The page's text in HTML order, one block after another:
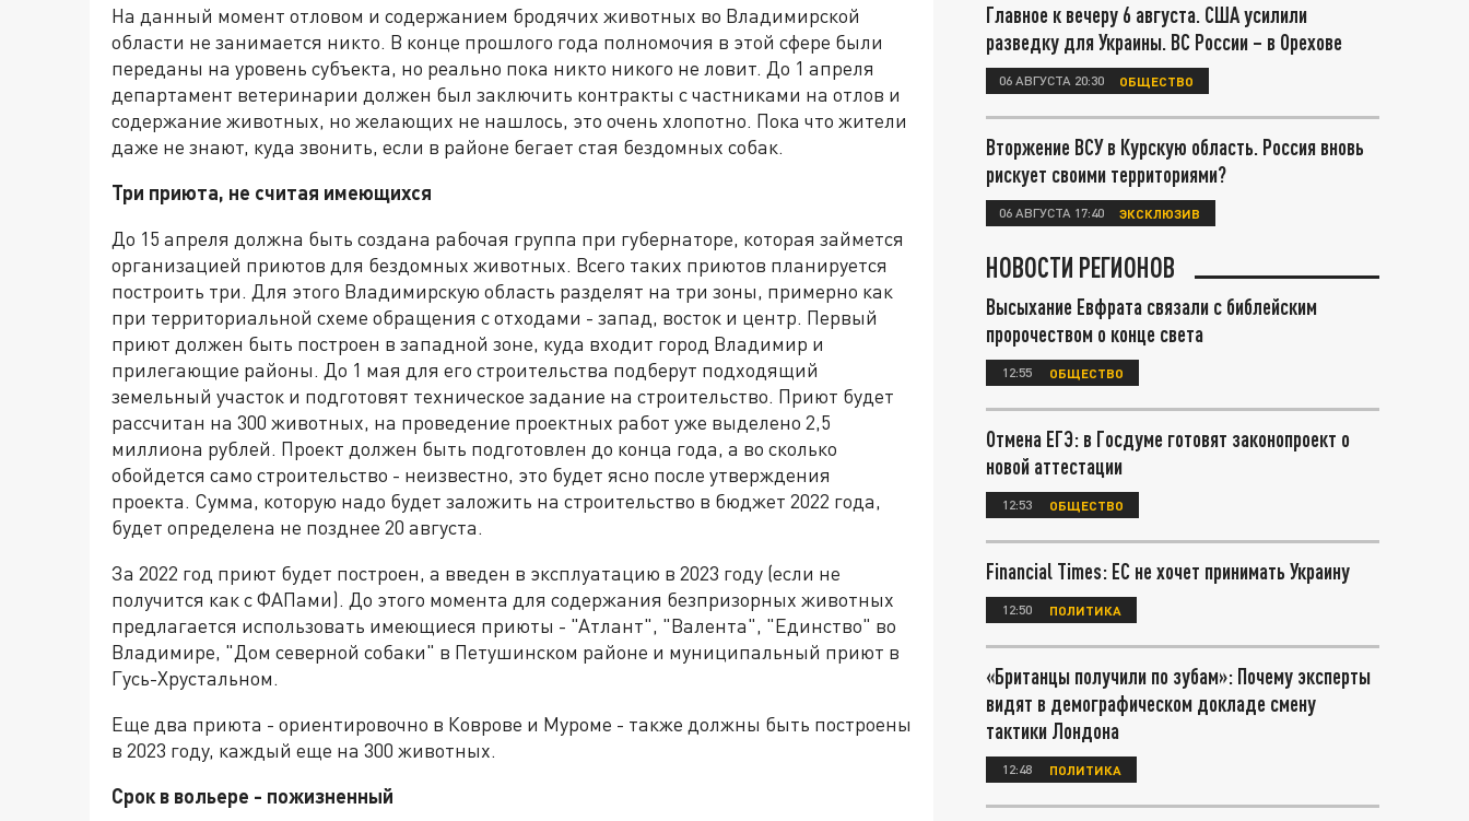
На данный момент отловом и содержанием бродячих животных во Владимирской
области не занимается никто. В конце прошлого года полномочия в этой сфере были
переданы на уровень субъекта, но реально пока никто никого не ловит. До 1 апреля
департамент ветеринарии должен был заключить контракты с частниками на отлов и
содержание животных, но желающих не нашлось, это очень хлопотно. Пока что жители
даже не знают, куда звонить, если в районе бегает стая бездомных собак.
Три приюта, не считая имеющихся
До 15 апреля должна быть создана рабочая группа при губернаторе, которая займется
организацией приютов для бездомных животных. Всего таких приютов планируется
построить три. Для этого Владимирскую область разделят на три зоны, примерно как
при территориальной схеме обращения с отходами - запад, восток и центр. Первый
приют должен быть построен в западной зоне, куда входит город Владимир и
прилегающие районы. До 1 мая для его строительства подберут подходящий
земельный участок и подготовят техническое задание на строительство. Приют будет
рассчитан на 300 животных, на проведение проектных работ уже выделено 2,5
миллиона рублей. Проект должен быть подготовлен до конца года, а во сколько
обойдется само строительство - неизвестно, это будет ясно после утверждения
проекта. Сумма, которую надо будет заложить на строительство в бюджет 2022 года,
будет определена не позднее 20 августа.
За 2022 год приют будет построен, а введен в эксплуатацию в 2023 году (если не
получится как с ФАПами). До этого момента для содержания безпризорных животных
предлагается использовать имеющиеся приюты - "Атлант", "Валента", "Единство" во
Владимире, "Дом северной собаки" в Петушинском районе и муниципальный приют в
Гусь-Хрустальном.
Еще два приюта - ориентировочно в Коврове и Муроме - также должны быть построены
в 2023 году, каждый еще на 300 животных.
Срок в вольере - пожизненный
Главное к вечеру 6 августа. США усилили
разведку для Украины. ВС России – в Орехове
06 АВГУСТА 20:30 ОБЩЕСТВО
Вторжение ВСУ в Курскую область. Россия вновь
рискует своими территориями?
06 АВГУСТА 17:40 ЭКСКЛЮЗИВ
НОВОСТИ РЕГИОНОВ
Высыхание Евфрата связали с библейским
пророчеством о конце света
12:55 ОБЩЕСТВО
Отмена ЕГЭ: в Госдуме готовят законопроект о
новой аттестации
12:53 ОБЩЕСТВО
Financial Times: ЕС не хочет принимать Украину
12:50 ПОЛИТИКА
«Британцы получили по зубам»: Почему эксперты
видят в демографическом докладе смену
тактики Лондона
12:48 ПОЛИТИКА